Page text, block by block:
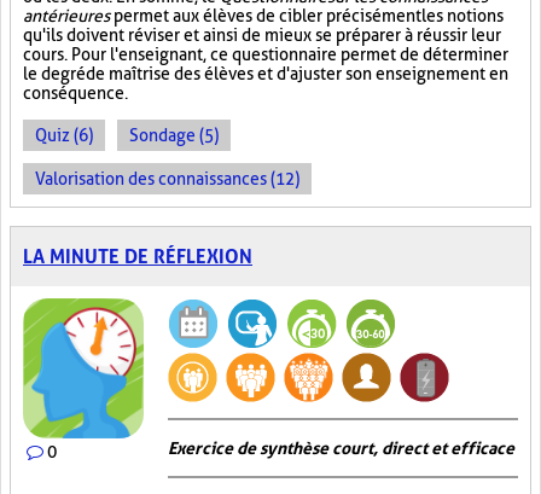
antérieurespermet aux élèves de cibler précisément les notions
qu'ils doivent réviser et ainsi de mieux se préparer à réussir leur
cours. Pour l'enseignant, ce questionnaire permet de déterminer
le degré de maîtrise des élèves et d'ajuster son enseignement en
conséquence.
Quiz (6) Sondage (5)
Valorisation des connaissances (12)
LA MINUTE DE RÉFLEXION
0 Exercice de synthèse court, direct et efficace